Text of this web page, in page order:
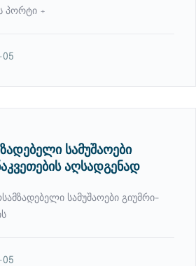
პორტი +
05
სამუშაოები
აღსადგენად
სამუშაოები გიუმრი-
05